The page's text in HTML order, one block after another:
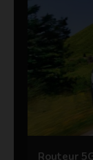
Routeur